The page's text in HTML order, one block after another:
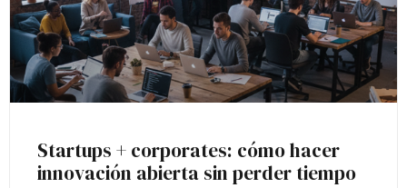
Startups + corporates: cómo hacer
innovación abierta sin perder tiempo